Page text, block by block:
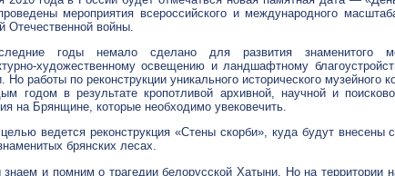
мероприятия всероссийского и международного
Отечественной войны.
годы немало сделано для развития знаменитого
художественному освещению и ландшафтному
Но работы по реконструкции уникального исторического музейного
годом в результате кропотливой архивной, научной и
на Брянщине, которые необходимо увековечить.
ведется реконструкция «Стены скорби», куда будут
брянских лесах.
и помним о трагедии белорусской Хатыни. Но на